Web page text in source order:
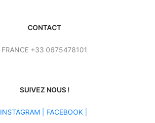
CONTACT
FRANCE +33 0675478101
SUIVEZ NOUS !
INSTAGRAM| FACEBOOK |